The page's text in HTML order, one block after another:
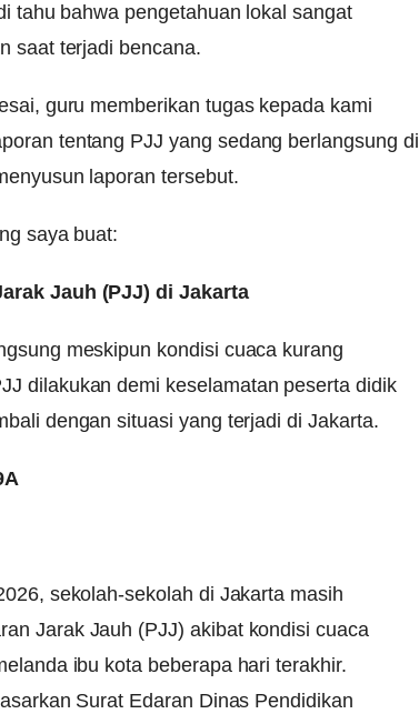
tahu bahwa pengetahuan lokal sangat
saat terjadi bencana.
guru memberikan tugas kepada kami
tentang PJJ yang sedang berlangsung di
laporan tersebut.
saya buat:
Jauh (PJJ) di Jakarta
meskipun kondisi cuaca kurang
dilakukan demi keselamatan peserta didik
dengan situasi yang terjadi di Jakarta.
sekolah-sekolah di Jakarta masih
Jarak Jauh (PJJ) akibat kondisi cuaca
ibu kota beberapa hari terakhir.
Surat Edaran Dinas Pendidikan